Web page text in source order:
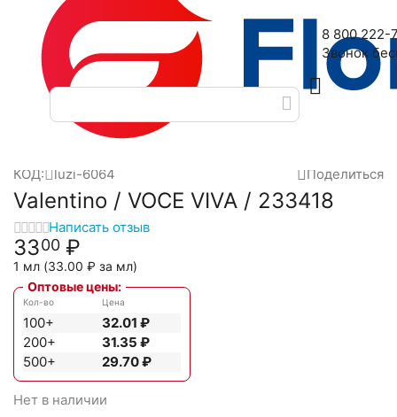
Наш адрес: 2-я Дубровская улица, 6
8 800 222-
Звонок
КОД: luzi-6064 Поделиться
Valentino / VOCE VIVA / 233418
Написать отзыв
3300 ₽
1 мл (33.00 ₽ за мл)
Оптовые цены:
Кол-во
100+
200+
500+
Цена
32.01 ₽
31.35 ₽
29.70₽
Нет в наличии